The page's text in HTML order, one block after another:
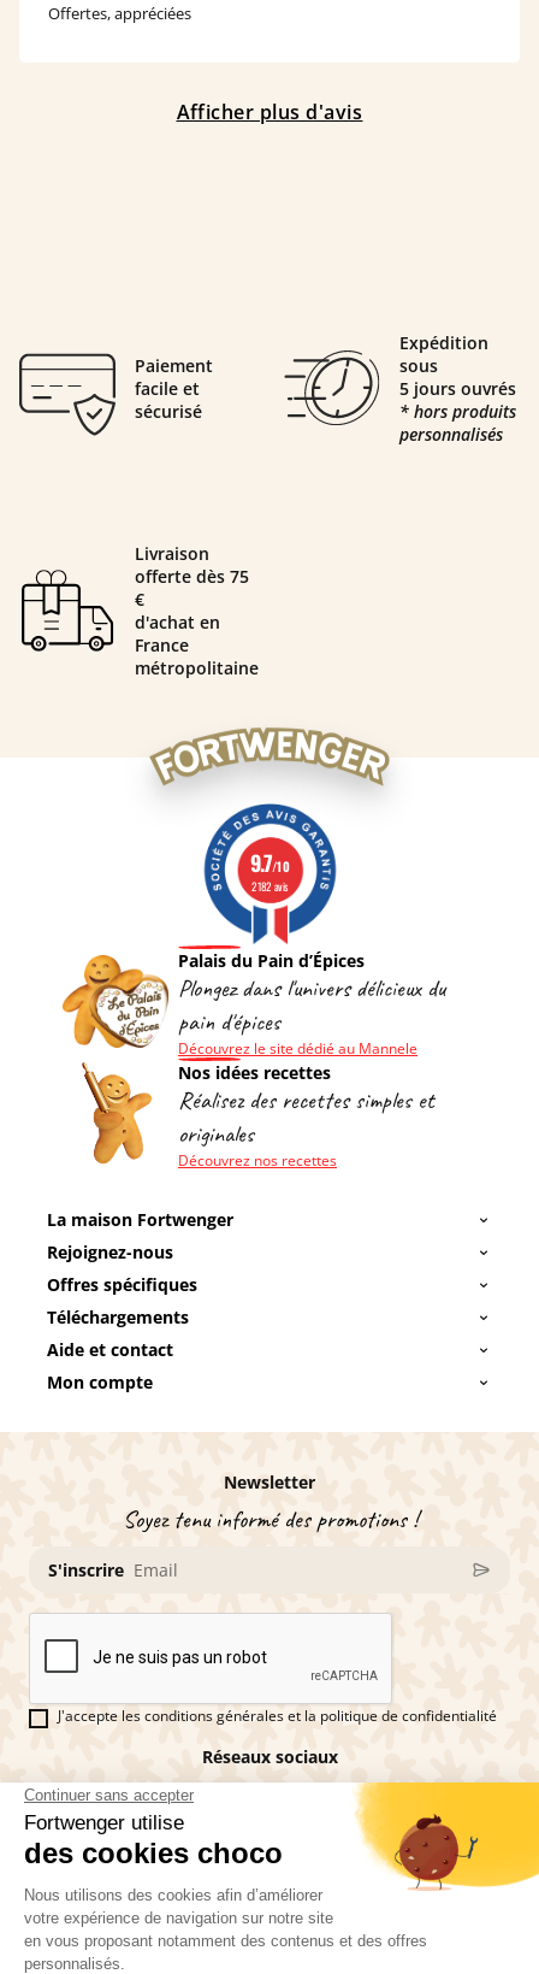
Offertes, appréciées
Afficher plus d'avis
Paiement
facile et
sécurisé
Expédition
sous
5 jours ouvrés
* hors produits
personnalisés
Livraison
offerte dès 75
€
d'achat en
France
métropolitaine
Palais du Pain d’Épices
Plongez dans l'univers délicieux du
pain d'épices
Découvrez le site dédié au Mannele
9.7/10
2182 avis
Nos idées recettes
Réalisez des recettes simples et
originales
Découvrez nos recettes
La maison Fortwenger
Rejoignez-nous
Offres spécifiques
Téléchargements
Aide et contact
Mon compte
Newsletter
Soyez tenu informé des promotions !
S'inscrire
J'accepte les conditions générales et la politique de confidentialité
Réseaux sociaux
Vous êtes fan de pains d'épices ?
Fortwenger ©2026
Conditions générales de ventesMentions légales